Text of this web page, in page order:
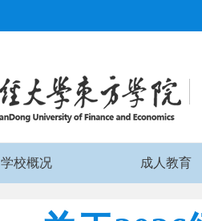
学校概况 成人教育